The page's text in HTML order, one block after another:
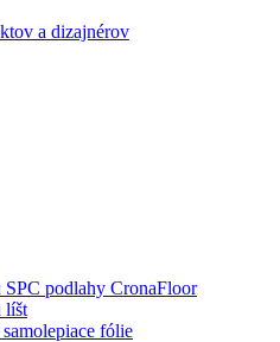
a dizajnérov
SPC podlahy CronaFloor
líšt
fólie